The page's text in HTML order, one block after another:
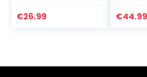
Barrière | Zacht en
€26.99 €44.99